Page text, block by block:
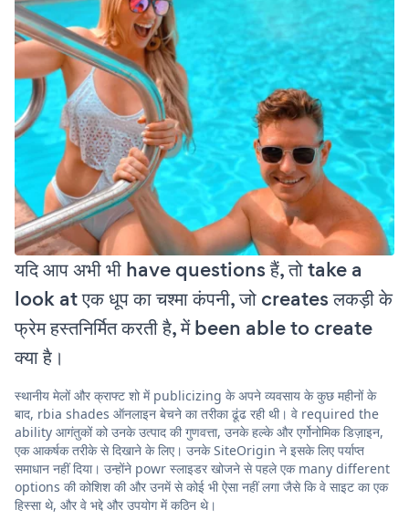
यदि आप अभी भी have questions हैं, तो take a
look at एक धूप का चश्मा कंपनी, जो creates लकड़ी के
फ्रेम हस्तनिर्मित करती है, में been able to create
क्या है।
स्थानीय मेलों और क्राफ्ट शो में publicizing के अपने व्यवसाय के कुछ महीनों के
बाद, rbia shades ऑनलाइन बेचने का तरीका ढूंढ रही थी। वे required the
ability आगंतुकों को उनके उत्पाद की गुणवत्ता, उनके हल्के और एर्गोनोमिक डिज़ाइन,
एक आकर्षक तरीके से दिखाने के लिए। उनके SiteOrigin ने इसके लिए पर्याप्त
समाधान नहीं दिया। उन्होंने powr स्लाइडर खोजने से पहले एक many different
options की कोशिश की और उनमें से कोई भी ऐसा नहीं लगा जैसे कि वे साइट का एक
हिस्सा थे, और वे भद्दे और उपयोग में कठिन थे।